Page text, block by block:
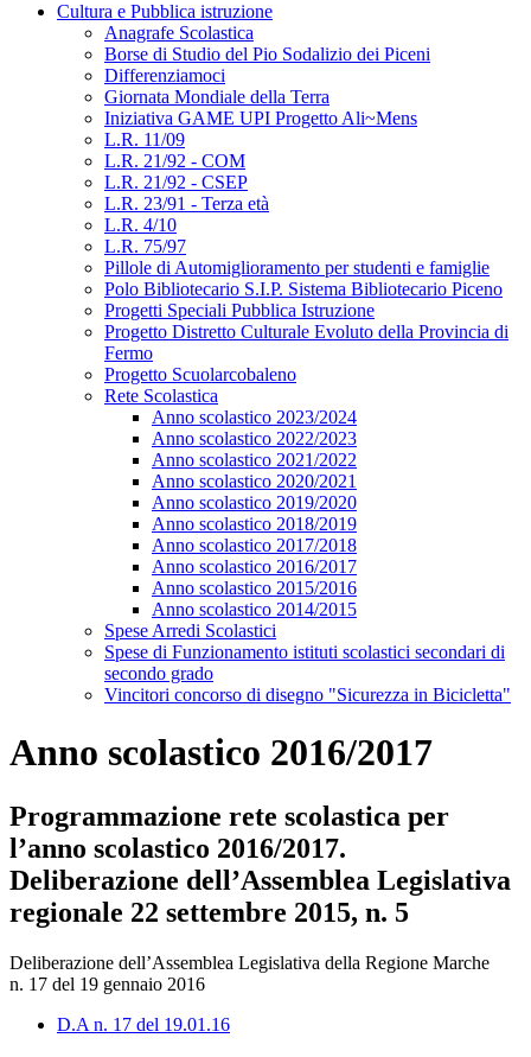
Cultura e Pubblica istruzione
Anagrafe Scolastica
Borse di Studio del Pio Sodalizio dei Piceni
Differenziamoci
Giornata Mondiale della Terra
Iniziativa GAME UPI Progetto Ali~Mens
L.R. 11/09
L.R. 21/92 - COM
L.R. 21/92 - CSEP
L.R. 23/91 - Terza età
L.R. 4/10
L.R. 75/97
Pillole di Automiglioramento per studenti e famiglie
Polo Bibliotecario S.I.P. Sistema Bibliotecario Piceno
Progetti Speciali Pubblica Istruzione
Progetto Distretto Culturale Evoluto della Provincia di
Fermo
Progetto Scuolarcobaleno
Rete Scolastica
Anno scolastico 2023/2024
Anno scolastico 2022/2023
Anno scolastico 2021/2022
Anno scolastico 2020/2021
Anno scolastico 2019/2020
Anno scolastico 2018/2019
Anno scolastico 2017/2018
Anno scolastico 2016/2017
Anno scolastico 2015/2016
Anno scolastico 2014/2015
Spese Arredi Scolastici
Spese di Funzionamento istituti scolastici secondari di
secondo grado
Vincitori concorso di disegno "Sicurezza in Bicicletta"
Anno scolastico 2016/2017
Programmazione rete scolastica per
l’anno scolastico 2016/2017.
Deliberazione dell’Assemblea Legislativa
regionale 22 settembre 2015, n. 5
Deliberazione dell’Assemblea Legislativa della Regione Marche
n. 17 del 19 gennaio 2016
D.A n. 17 del 19.01.16